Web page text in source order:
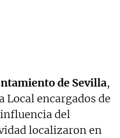
de Sevilla,
Local encargados de
del
localizaron en